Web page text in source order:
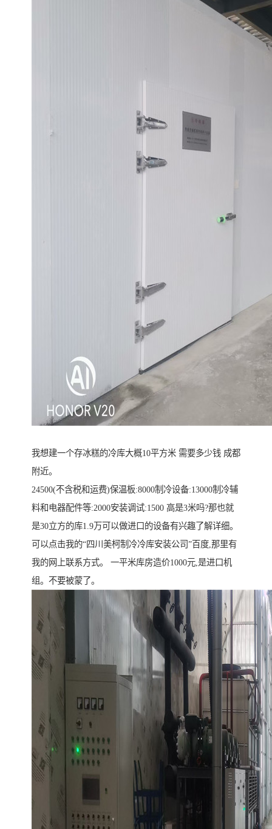
我想建一个存冰糕的冷库大概10平方米 需要多少钱 成都
附近。
24500(不含税和运费)保温板:8000制冷设备:13000制冷辅
料和电器配件等:2000安装调试:1500 高是3米吗?那也就
是30立方的库1.9万可以做进口的设备有兴趣了解详细。
可以点击我的“四川美柯制冷冷库安装公司”百度,那里有
我的网上联系方式。 一平米库房造价1000元,是进口机
组。不要被蒙了。